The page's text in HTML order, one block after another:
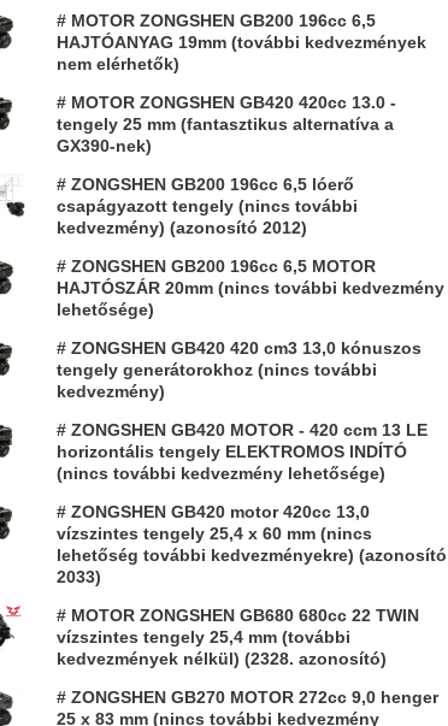
# MOTOR ZONGSHEN GB200 196cc 6,5
HAJTÓANYAG 19mm (további kedvezmények
nem elérhetők)
# MOTOR ZONGSHEN GB420 420cc 13.0 -
tengely 25 mm (fantasztikus alternatíva a
GX390-nek)
# ZONGSHEN GB200 196cc 6,5 lóerő
csapágyazott tengely (nincs további
kedvezmény) (azonosító 2012)
# ZONGSHEN GB200 196cc 6,5 MOTOR
HAJTÓSZÁR 20mm (nincs további kedvezmény
lehetősége)
# ZONGSHEN GB420 420 cm3 13,0 kónuszos
tengely generátorokhoz (nincs további
kedvezmény)
# ZONGSHEN GB420 MOTOR - 420 ccm 13 LE
horizontális tengely ELEKTROMOS INDÍTÓ
(nincs további kedvezmény lehetősége)
# ZONGSHEN GB420 motor 420cc 13,0
vízszintes tengely 25,4 x 60 mm (nincs
lehetőség további kedvezményekre) (azonosító
2033)
# MOTOR ZONGSHEN GB680 680cc 22 TWIN
vízszintes tengely 25,4 mm (további
kedvezmények nélkül) (2328. azonosító)
# ZONGSHEN GB270 MOTOR 272cc 9,0 henger
25 x 83 mm (nincs további kedvezmény